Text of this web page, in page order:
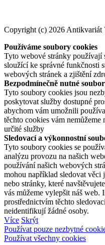
Copyright (c) 2026 Antikvariát
Používáme soubory cookies
Tyto webové stránky používají
sloužící ke správné funkčnosti
webových stránek a zjištění
Bezpodmínečně nutné
Tyto soubory cookies jsou
poskytovat služby dostupné
abychom vám umožnili
těchto cookies vám nemůžeme
určité služby
Sledovací a výkonnostní
Tyto soubory cookies se
analýzu provozu na našich
používání našich webových
mohou například sledovat věci
nebo stránky, které
vás můžeme vylepšit náš web.
prostřednictvím těchto
neidentifikují žádné osoby.
Více Skrýt
Používat pouze nezbytné
Používat všechny cookies